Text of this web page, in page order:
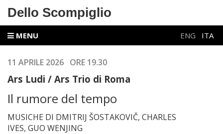
Dello Scompiglio
MENU ENG ITA
11 APRILE 2026 ORE 19.30
Ars Ludi / Ars Trio di Roma
Il rumore del tempo
MUSICHE DI DMITRIJ ŠOSTAKOVIČ, CHARLES
IVES, GUO WENJING